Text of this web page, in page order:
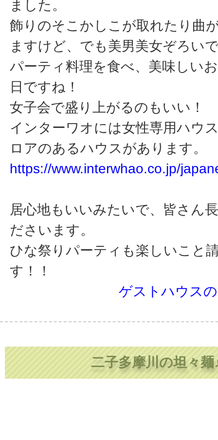
ました。
飾りのそこかしこが取れたり曲
ますけど、でも美男美女ぞろい
パーティ料理を食べ、美味しい
日ですね！
女子会で盛り上がるのもいい！
インターワオには女性専用ハウ
ロアのあるハウスがあります。
https://www.interwhao.co.jp/
居心地もいいみたいで、皆さん
ださいます。
ひな祭りパーティも楽しいこと
す！！
ゲストハウス
二子多摩川の坦々麺